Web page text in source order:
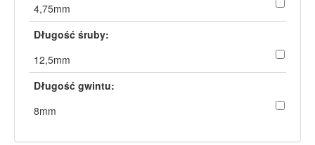
4,75mm
Długość śruby:
12,5mm
Długość gwintu:
8mm